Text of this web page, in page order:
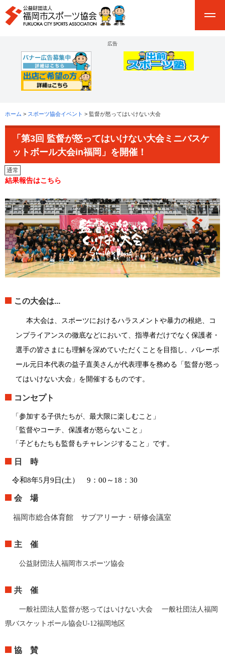
広告
ホーム > スポーツ協会イベント > 監督が怒ってはいけない大会
「第3回 監督が怒ってはいけない大会ミニバスケ
ットボール大会in福岡」を開催！
通常
通常
通常
通常
通常
通常
通常
通常
通常
通常
通常
通常
通常
結果報告はこちら
この大会は...
本大会は、スポーツにおけるハラスメントや暴力の根絶、コ
ンプライアンスの徹底などにおいて、指導者だけでなく保護者・
選手の皆さまにも理解を深めていただくことを目指し、バレーボ
ール元日本代表の益子直美さんが代表理事を務める「監督が怒っ
てはいけない大会」を開催するものです。
コンセプト
「参加する子供たちが、最大限に楽しむこと」
「監督やコーチ、保護者が怒らないこと」
「子どもたちも監督もチャレンジすること」です。
日 時
令和8年5月9日(土） 9：00～18：30
会 場
福岡市総合体育館 サブアリーナ・研修会議室
主 催
公益財団法人福岡市スポーツ協会
共 催
一般社団法人監督が怒ってはいけない大会
一般社団法人福岡
県バスケットボール協会U-12福岡地区
協 賛